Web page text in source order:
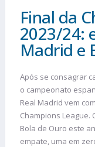
Final da
2023/24:
Madrid e
Após se consagrar
o campeonato
Real Madrid vem
Champions League.
Bola de Ouro este
empate, uma em